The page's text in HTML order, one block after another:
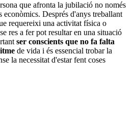
que afronta la jubilació no només
econòmics. Després d'anys treballant
requereixi una activitat física o
res a fer pot resultar en una situació
ser conscients que no fa falta
de vida i és essencial trobar la
la necessitat d'estar fent coses